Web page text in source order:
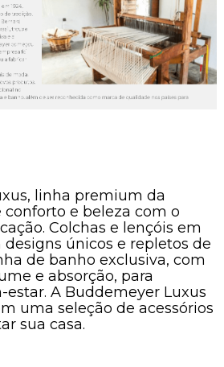
linha premium da
e beleza com o
Colchas e lençóis em
únicos e repletos de
de banho exclusiva, com
e absorção, para
A Buddemeyer Luxus
uma seleção de acessórios
sua casa.